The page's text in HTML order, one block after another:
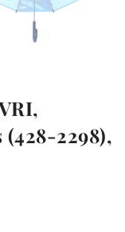
2298),